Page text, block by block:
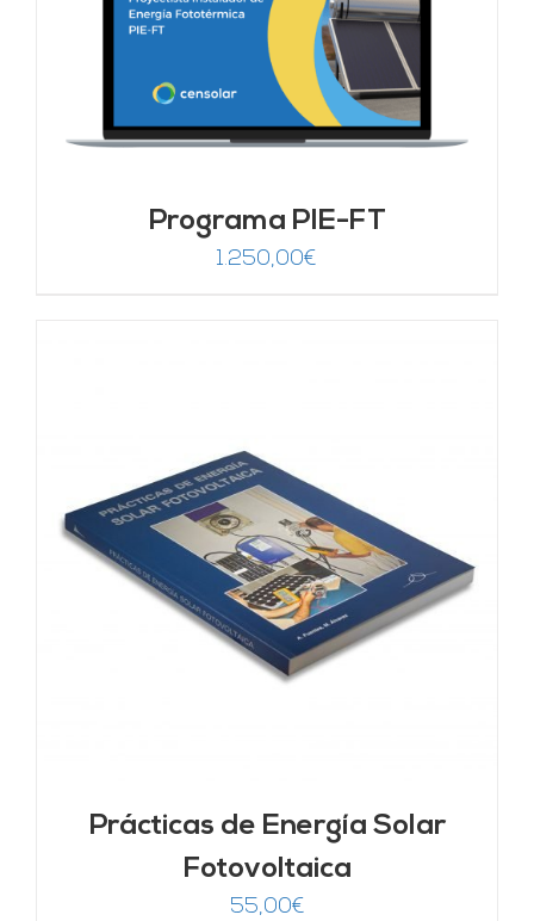
Programa PIE-FT
1.250,00€
Prácticas de Energía Solar
Fotovoltaica
55,00€